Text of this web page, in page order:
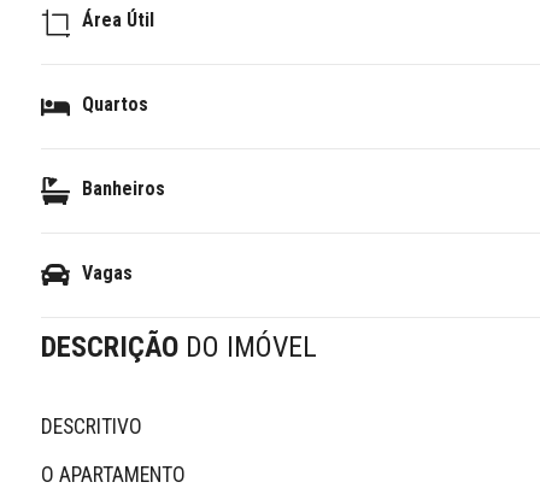
Área Útil
Quartos
Banheiros
Vagas
DESCRIÇÃO DO IMÓVEL
DESCRITIVO
O APARTAMENTO